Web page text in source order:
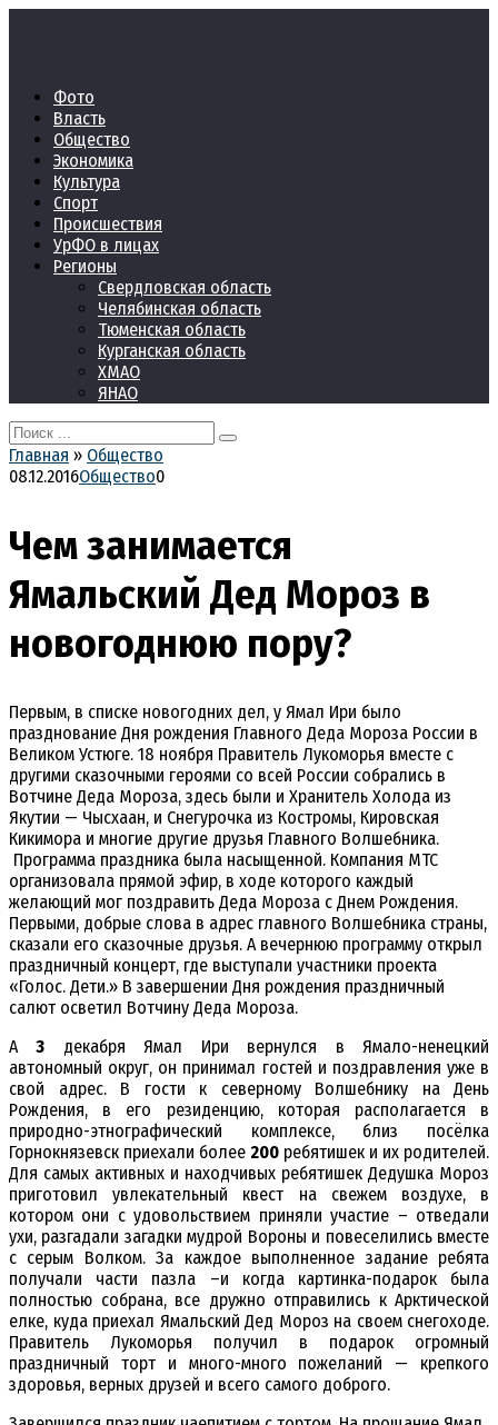
Фото
Власть
Общество
Экономика
Культура
Спорт
Происшествия
УрФО в лицах
Регионы
Свердловская область
Челябинская область
Тюменская область
Курганская область
ХМАО
ЯНАО
Search
for:
Главная » Общество
08.12.2016Общество0
Чем занимается
Ямальский Дед Мороз в
новогоднюю пору?
Первым, в списке новогодних дел, у Ямал Ири было
празднование Дня рождения Главного Деда Мороза России в
Великом Устюге. 18 ноября Правитель Лукоморья вместе с
другими сказочными героями со всей России собрались в
Вотчине Деда Мороза, здесь были и Хранитель Холода из
Якутии — Чысхаан, и Снегурочка из Костромы, Кировская
Кикимора и многие другие друзья Главного Волшебника.
Программа праздника была насыщенной. Компания МТС
организовала прямой эфир, в ходе которого каждый
желающий мог поздравить Деда Мороза с Днем Рождения.
Первыми, добрые слова в адрес главного Волшебника страны,
сказали его сказочные друзья. А вечернюю программу открыл
праздничный концерт, где выступали участники проекта
«Голос. Дети.» В завершении Дня рождения праздничный
салют осветил Вотчину Деда Мороза.
А3 декабря Ямал Ири вернулся в Ямало-ненецкий
автономный округ, он принимал гостей и поздравления уже в
свой адрес. В гости к северному Волшебнику на День
Рождения, в его резиденцию, которая располагается в
природно-этнографический комплексе, близ посёлка
Горнокнязевск приехали более 200 ребятишек и их родителей.
Для самых активных и находчивых ребятишек Дедушка Мороз
приготовил увлекательный квест на свежем воздухе, в
котором они с удовольствием приняли участие – отведали
ухи, разгадали загадки мудрой Вороны и повеселились вместе
с серым Волком. За каждое выполненное задание ребята
получали части пазла –и когда картинка-подарок была
полностью собрана, все дружно отправились к Арктической
елке, куда приехал Ямальский Дед Мороз на своем снегоходе.
Правитель Лукоморья получил в подарок огромный
праздничный торт и много-много пожеланий — крепкого
здоровья, верных друзей и всего самого доброго.